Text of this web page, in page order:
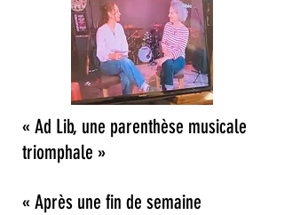
« Ad Lib, une parenthèse musicale
triomphale »
« Après une fin de semaine